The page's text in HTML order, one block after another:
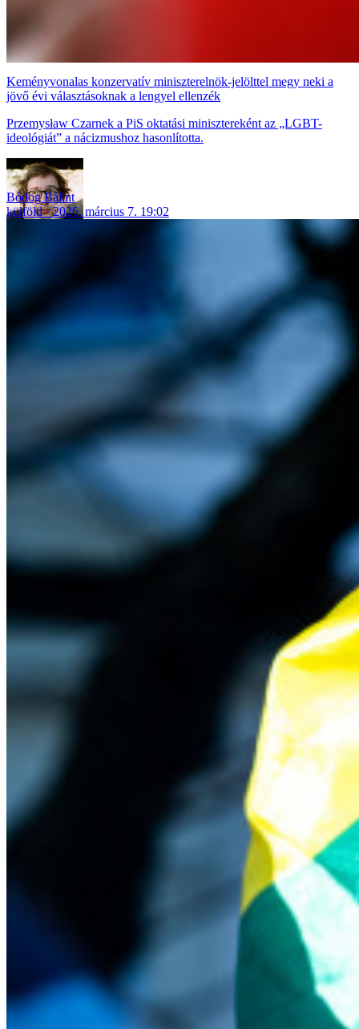
Keményvonalas konzervatív miniszterelnök-jelölttel megy neki a
jövő évi választásoknak a lengyel ellenzék
Przemysław Czarnek a PiS oktatási minisztereként az „LGBT-
ideológiát” a nácizmushoz hasonlította.
Bódog Bálint
külföld
2026. március 7. 19:02